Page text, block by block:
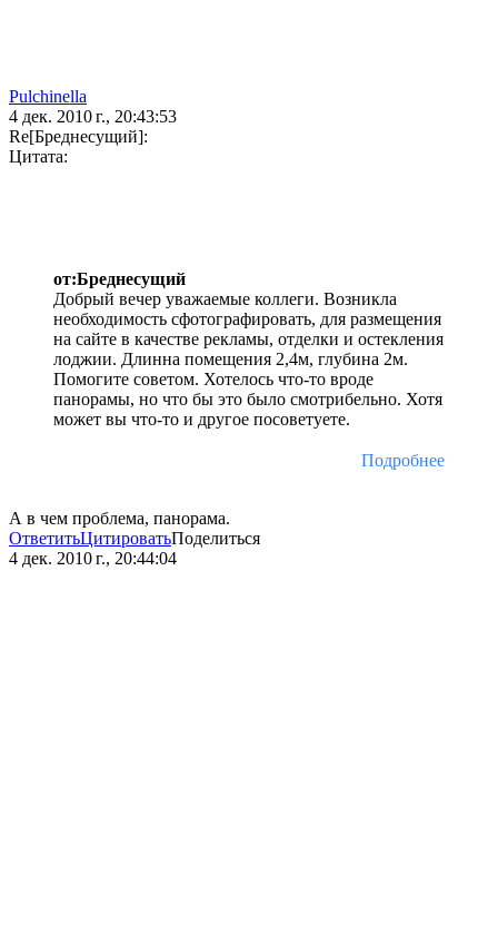
Pulchinella
4 дек. 2010 г., 20:43:53
Re[Бреднесущий]:
Цитата:
от:Бреднесущий
Добрый вечер уважаемые коллеги. Возникла
необходимость сфотографировать, для размещения
на сайте в качестве рекламы, отделки и остекления
лоджии. Длинна помещения 2,4м, глубина 2м.
Помогите советом. Хотелось что-то вроде
панорамы, но что бы это было смотрибельно. Хотя
может вы что-то и другое посоветуете.
Подробнее
А в чем проблема, панорама.
ОтветитьЦитироватьПоделиться
4 дек. 2010 г., 20:44:04